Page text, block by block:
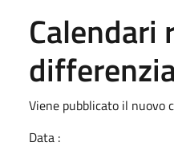
Calendari
Viene pubblicato il nuovo
Data :